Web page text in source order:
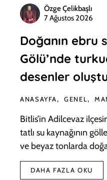
Özge Çelikbaşlı
7 Ağustos 2026
Doğanın ebru
Gölü’nde
desenler
ANASAYFA GENEL
Bitlis’in Adilcevaz
tatlı su kaynağının
ve beyaz tonlarda
DAHA FAZLA OKU